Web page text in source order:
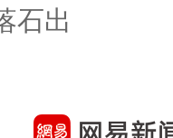
石出